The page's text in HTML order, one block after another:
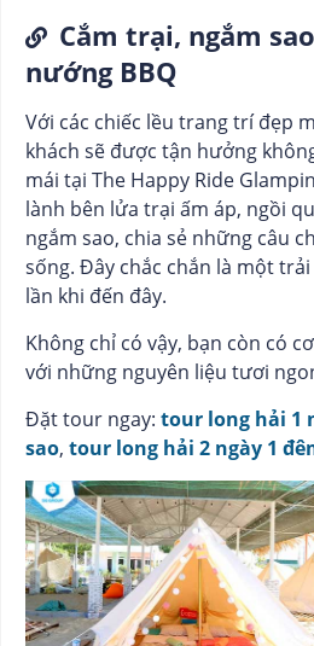
Cắm trại, ngắm
nướng BBQ
Với các chiếc lều trang trí đẹp
khách sẽ được tận hưởng
mái tại The Happy Ride
lành bên lửa trại ấm áp, ngồi
ngắm sao, chia sẻ những câu
sống. Đây chắc chắn là một
lần khi đến đây.
Không chỉ có vậy, bạn còn có
với những nguyên liệu tươi
Đặt tour ngay: tour long hải 1
sao, tour long hải 2 ngày 1